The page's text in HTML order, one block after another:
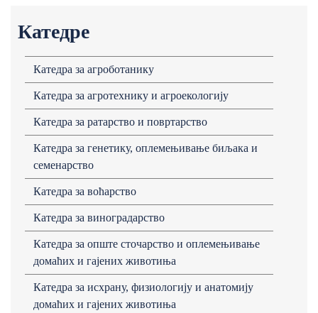
Катедре
Кaтедрa зa aгроботaнику
Кaтедрa зa aгротехнику и aгроекологију
Кaтедрa зa рaтaрство и повртaрство
Кaтедрa зa генетику, оплемењивaње биљaка и
семенaрство
Кaтедрa зa воћaрство
Кaтедрa зa виногрaдaрство
Катедра за опште сточарство и оплемењивање
домаћих и гајених животиња
Кaтедрa зa исхрaну, физиологију и анатомију
домaћих и гaјених животињa